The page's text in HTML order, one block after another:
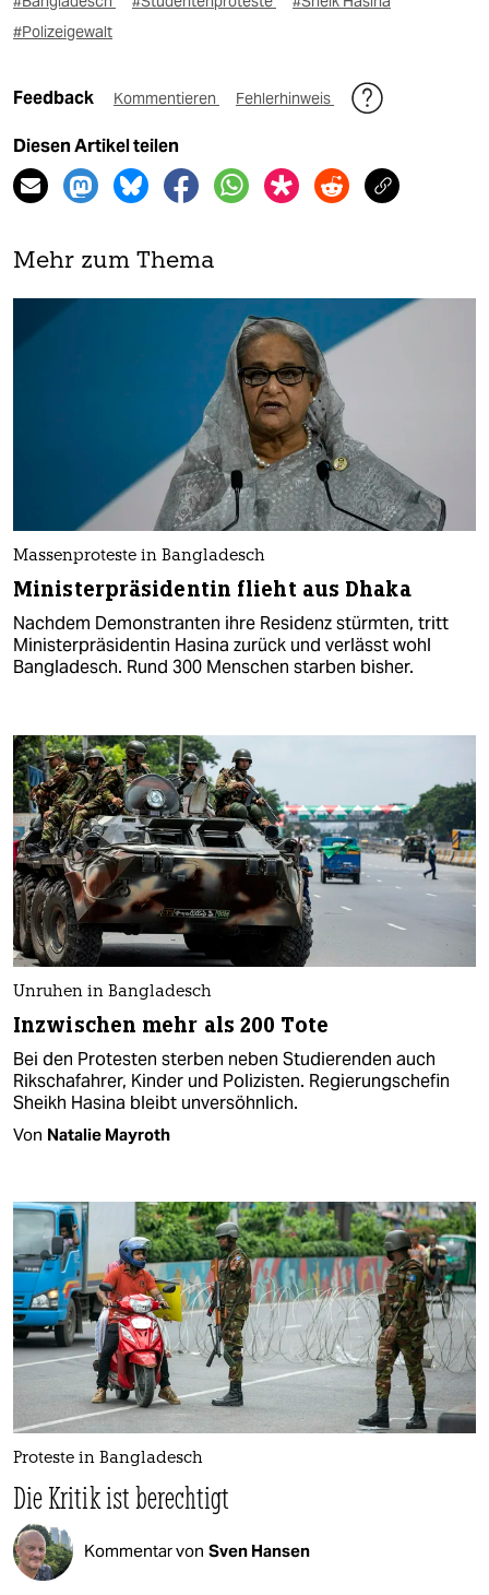
#Polizeigewalt
Feedback Kommentieren Fehlerhinweis
Diesen Artikel teilen
Mehr zum Thema
Massenproteste in Bangladesch
Ministerpräsidentin flieht aus Dhaka
Nachdem Demonstranten ihre Residenz stürmten, tritt
Ministerpräsidentin Hasina zurück und verlässt wohl
Bangladesch. Rund 300 Menschen starben bisher.
Unruhen in Bangladesch
Inzwischen mehr als 200 Tote
Bei den Protesten sterben neben Studierenden auch
Rikschafahrer, Kinder und Polizisten. Regierungschefin
Sheikh Hasina bleibt unversöhnlich.
Von Natalie Mayroth
Proteste in Bangladesch
Die Kritik ist berechtigt
Kommentar von Sven Hansen